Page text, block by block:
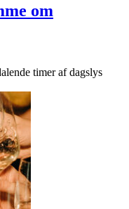
om
timer af dagslys